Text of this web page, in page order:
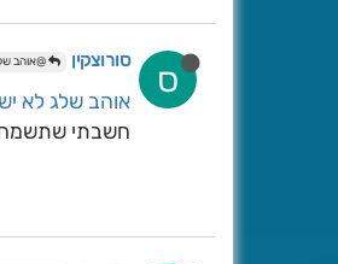
ס סורוצקין @אוהב
אוהב שלג לא
חשבתי